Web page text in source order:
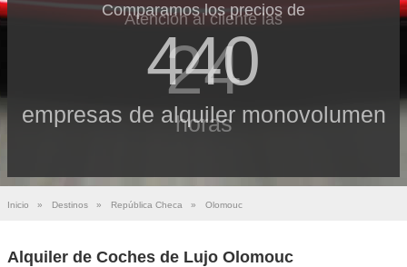
Comparamos los precios de
440
empresas de alquiler monovolumen
Atención al cliente las
24
horas
Inicio » Destinos » República Checa » Olomouc
Alquiler de Coches de Lujo Olomouc